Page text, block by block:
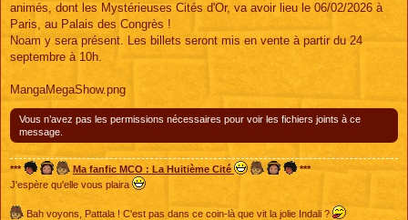
a
g
animés, dont les Mystérieuses Cités d'Or, va avoir lieu le 06/02/2026 à
Paris, au Palais des Congrès !
Noam y sera présent. Les billets seront mis en vente à partir du 24
septembre à 10h.
MangaMegaShow.png
Vous n’avez pas les permissions nécessaires pour voir les fichiers joints à ce
message.
*** Ma fanfic MCO : La Huitième Cité
***
J'espère qu'elle vous plaira
Bah voyons, Pattala ! C'est pas dans ce coin-là que vit la jolie Indali ?